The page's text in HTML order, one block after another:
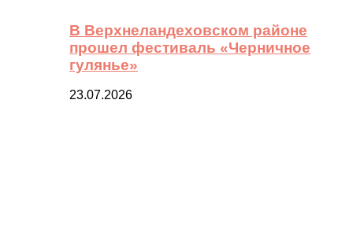
В Верхнеландеховском районе
прошел фестиваль «Черничное
гулянье»
23.07.2026